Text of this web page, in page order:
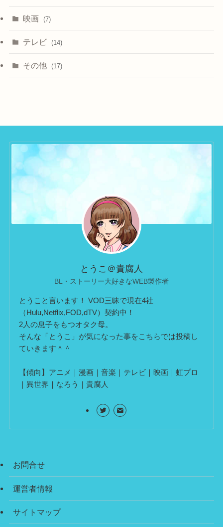
映画 (7)
テレビ (14)
その他 (17)
とうこ＠貴腐人
BL・ストーリー大好きなWEB製作者
とうこと言います！ VOD三昧で現在4社
（Hulu,Netflix,FOD,dTV）契約中！
2人の息子をもつオタク母。
そんな「とうこ」が気になった事をこちらでは投稿し
ていきます＾＾
【傾向】アニメ｜漫画｜音楽｜テレビ｜映画｜虹プロ
｜異世界｜なろう｜貴腐人
お問合せ
運営者情報
サイトマップ